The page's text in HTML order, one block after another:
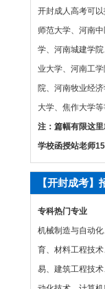
开封成人高考可
师范大学、河南
学、河南城建学
业大学、河南工
院、河南牧业经
大学、焦作大学等
注：篇幅有限这
学校函授站老师
【开封成考】
专科热门专业
机械制造与自动
育、材料工程技
易、建筑工程技